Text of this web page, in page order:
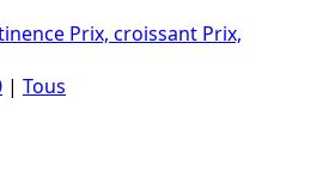
Prix, croissant Prix,
| Tous